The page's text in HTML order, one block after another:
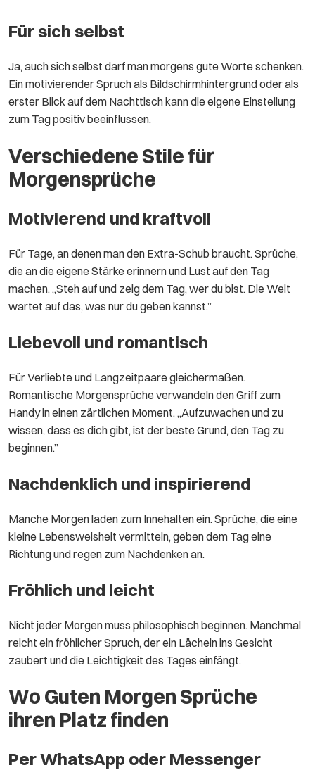
Für sich selbst
Ja, auch sich selbst darf man morgens gute Worte schenken.
Ein motivierender Spruch als Bildschirmhintergrund oder als
erster Blick auf dem Nachttisch kann die eigene Einstellung
zum Tag positiv beeinflussen.
Verschiedene Stile für
Morgensprüche
Motivierend und kraftvoll
Für Tage, an denen man den Extra-Schub braucht. Sprüche,
die an die eigene Stärke erinnern und Lust auf den Tag
machen. „Steh auf und zeig dem Tag, wer du bist. Die Welt
wartet auf das, was nur du geben kannst.”
Liebevoll und romantisch
Für Verliebte und Langzeitpaare gleichermaßen.
Romantische Morgensprüche verwandeln den Griff zum
Handy in einen zärtlichen Moment. „Aufzuwachen und zu
wissen, dass es dich gibt, ist der beste Grund, den Tag zu
beginnen.”
Nachdenklich und inspirierend
Manche Morgen laden zum Innehalten ein. Sprüche, die eine
kleine Lebensweisheit vermitteln, geben dem Tag eine
Richtung und regen zum Nachdenken an.
Fröhlich und leicht
Nicht jeder Morgen muss philosophisch beginnen. Manchmal
reicht ein fröhlicher Spruch, der ein Lächeln ins Gesicht
zaubert und die Leichtigkeit des Tages einfängt.
Wo Guten Morgen Sprüche
ihren Platz finden
Per WhatsApp oder Messenger